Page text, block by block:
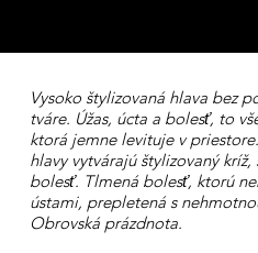
Vysoko štylizovaná hlava bez
tváre. Úžas, úcta a bolesť, to
ktorá jemne levituje v
hlavy vytvárajú štylizovaný
bolesť. Tlmená bolesť, ktorú
ústami, prepletená s
Obrovská prázdnota.